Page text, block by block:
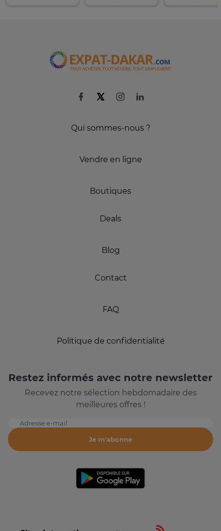
Qui sommes-nous ?
Vendre en ligne
Boutiques
Deals
Blog
Contact
FAQ
Politique de confidentialité
Restez informés avec notre newsletter
Recevez notre sélection hebdomadaire des
meilleures offres !
Adresse e-mail
Je m'abonne